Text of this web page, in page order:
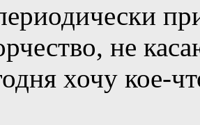
не
хочу кое-